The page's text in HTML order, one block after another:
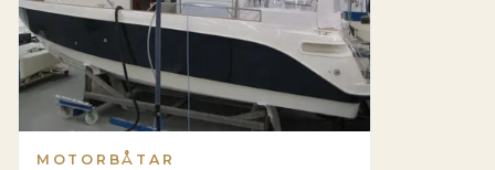
MOTORBÅTAR